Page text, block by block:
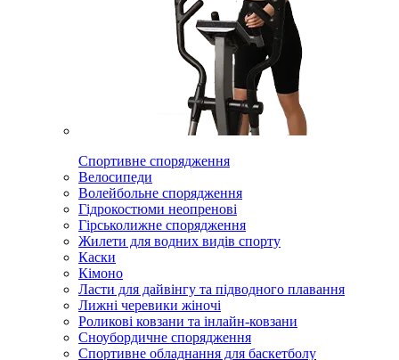
Спортивне спорядження
Велосипеди
Волейбольне спорядження
Гідрокостюми неопренові
Гірськолижне спорядження
Жилети для водних видів спорту
Каски
Кімоно
Ласти для дайвінгу та підводного плавання
Лижні черевики жіночі
Роликові ковзани та інлайн-ковзани
Сноубордичне спорядження
Спортивне обладнання для баскетболу